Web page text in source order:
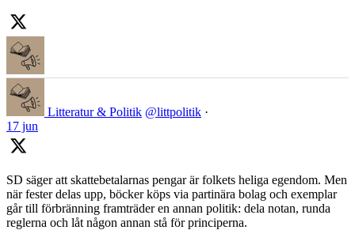
Litteratur & Politik @littpolitik ·
17 jun
SD säger att skattebetalarnas pengar är folkets heliga egendom. Men
när fester delas upp, böcker köps via partinära bolag och exemplar
går till förbränning framträder en annan politik: dela notan, runda
reglerna och låt någon annan stå för principerna.